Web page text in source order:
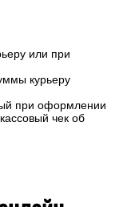
или при
курьеру
при оформлении
чек об